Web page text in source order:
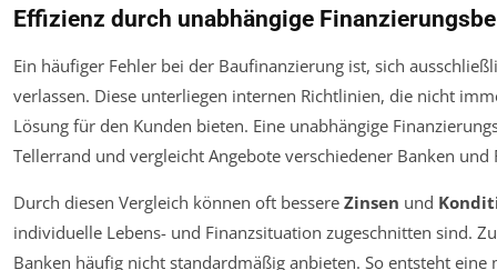
Effizienz durch unabhängige
Ein häufiger Fehler bei der Baufinanzierung ist, sich
verlassen. Diese unterliegen internen Richtlinien, die nicht
Lösung für den Kunden bieten. Eine unabhängige
Tellerrand und vergleicht Angebote verschiedener Banken und
Durch diesen Vergleich können oft bessere Zinsen und
individuelle Lebens- und Finanzsituation zugeschnitten sind.
Banken häufig nicht standardmäßig anbieten. So entsteht